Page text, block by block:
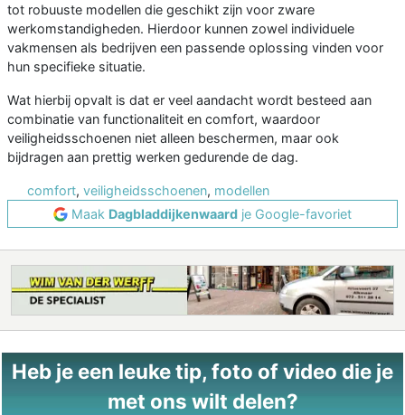
tot robuuste modellen die geschikt zijn voor zware
werkomstandigheden. Hierdoor kunnen zowel individuele
vakmensen als bedrijven een passende oplossing vinden voor
hun specifieke situatie.
Wat hierbij opvalt is dat er veel aandacht wordt besteed aan
combinatie van functionaliteit en comfort, waardoor
veiligheidsschoenen niet alleen beschermen, maar ook
bijdragen aan prettig werken gedurende de dag.
comfort, veiligheidsschoenen, modellen
Maak Dagbladdijkenwaard je Google-favoriet
Heb je een leuke tip, foto of video die je
met ons wilt delen?